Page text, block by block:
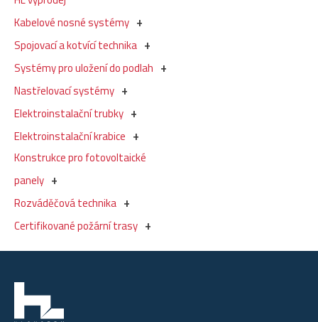
Kabelové nosné systémy
Spojovací a kotvící technika
Systémy pro uložení do podlah
Nastřelovací systémy
Elektroinstalační trubky
Elektroinstalační krabice
Konstrukce pro fotovoltaické
panely
Rozváděčová technika
Certifikované požární trasy